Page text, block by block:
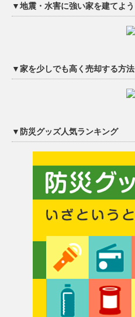
▼地震・水害に強い家を建てよう
▼家を少しでも高く売却する方法
▼防災グッズ人気ランキング